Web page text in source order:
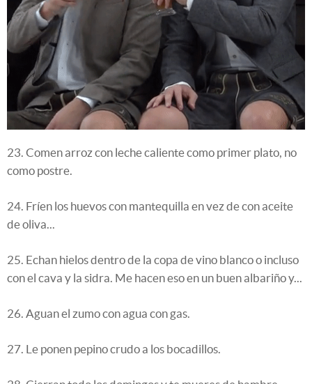
23. Comen arroz con leche caliente como primer plato, no
como postre.
24. Fríen los huevos con mantequilla en vez de con aceite
de oliva...
25. Echan hielos dentro de la copa de vino blanco o incluso
con el cava y la sidra. Me hacen eso en un buen albariño y...
26. Aguan el zumo con agua con gas.
27. Le ponen pepino crudo a los bocadillos.